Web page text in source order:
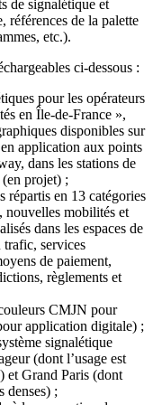
de signalétique et
de la palette
etc.).
ci-dessous :
pour les opérateurs
en Île-de-France »,
disponibles sur
application aux points
dans les stations de
projet) ;
répartis en 13 catégories
nouvelles mobilités et
dans les espaces de
services
de paiement,
règlements et
CMJN pour
application digitale) ;
signalétique
(dont l’usage est
et Grand Paris (dont
denses) ;